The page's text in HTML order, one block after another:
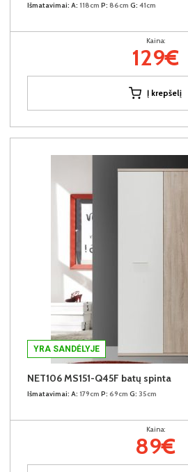
Išmatavimai: A: 118cm P: 86cm G: 41cm
Kaina:
129€
Į krepšelį
YRA SANDĖLYJE
NET106 MS151-Q45F batų spinta
Išmatavimai: A: 179cm P: 69cm G: 35cm
Kaina:
89€